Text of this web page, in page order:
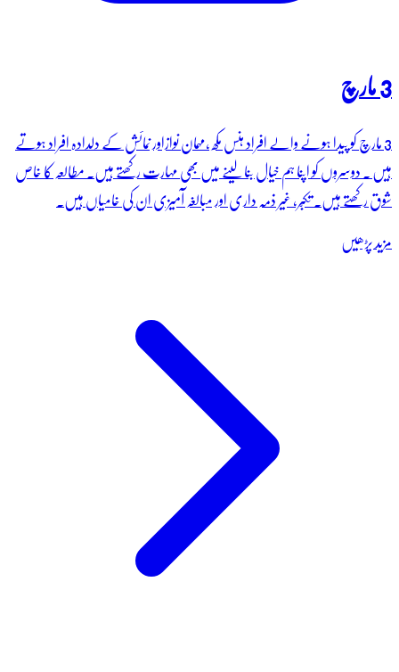
3 مارچ
3 مارچ کو پیدا ہونے والے افراد ہنس مکھ ،مہمان نوازاور نمائش کے دلدادہ افراد ہوتے
ہیں ۔ دوسروں کو اپنا ہم خیال بنا لینے میں بھی مہارت رکھتے ہیں۔ مطالعہ کا خاص
شوق رکھتے ہیں۔ تکبّر، غیر ذمہ داری اور مبالغہ آمیزی ان کی خامیاں ہیں۔
مزید پڑھیں